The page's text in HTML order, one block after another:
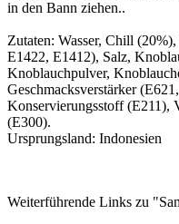
in den Bann ziehen..
Zutaten: Wasser, Chill
E1422, E1412), Salz,
Knoblauchpulver,
Geschmacksverstärker
Konservierungsstoff (E211),
(E300).
Ursprungsland: Indonesien
Weiterführende Links zu